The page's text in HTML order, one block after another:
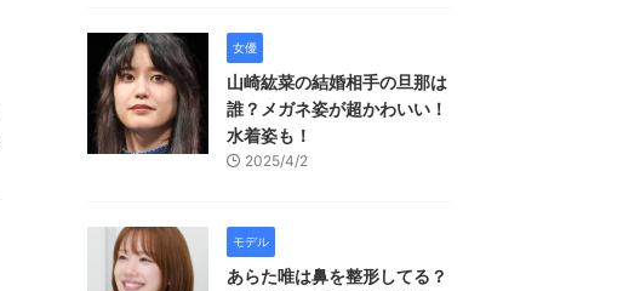
女優
山崎紘菜の結婚相手の旦那は
誰？メガネ姿が超かわいい！
水着姿も！
2025/4/2
モデル
あらた唯は鼻を整形してる？